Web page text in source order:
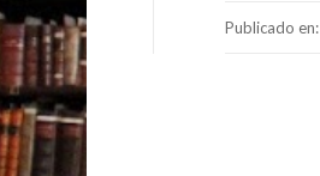
Publicado en: